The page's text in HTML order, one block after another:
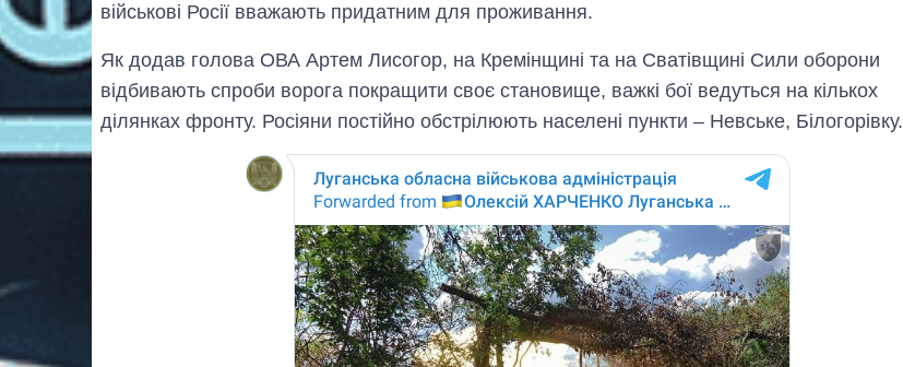
військові Росії вважають придатним для проживання.
Як додав голова ОВА Артем Лисогор, на Кремінщині та на Сватівщині Сили оборони
відбивають спроби ворога покращити своє становище, важкі бої ведуться на кількох
ділянках фронту. Росіяни постійно обстрілюють населені пункти – Невське, Білогорівку.